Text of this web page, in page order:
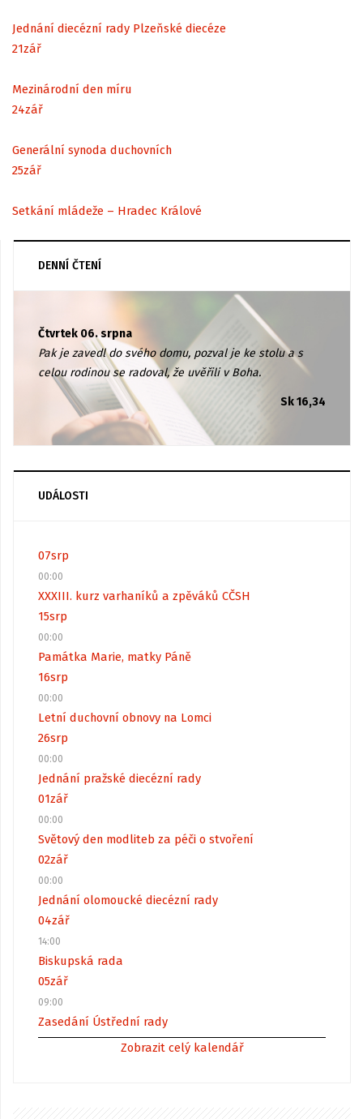
Jednání diecézní rady Plzeňské diecéze
21zář
Mezinárodní den míru
24zář
Generální synoda duchovních
25zář
Setkání mládeže – Hradec Králové
DENNÍ ČTENÍ
Čtvrtek 06. srpna
Pak je zavedl do svého domu, pozval je ke stolu a s
celou rodinou se radoval, že uvěřili v Boha.
Sk 16,34
UDÁLOSTI
07srp
00:00
XXXIII. kurz varhaníků a zpěváků CČSH
15srp
00:00
Památka Marie, matky Páně
16srp
00:00
Letní duchovní obnovy na Lomci
26srp
00:00
Jednání pražské diecézní rady
01zář
00:00
Světový den modliteb za péči o stvoření
02zář
00:00
Jednání olomoucké diecézní rady
04zář
14:00
Biskupská rada
05zář
09:00
Zasedání Ústřední rady
Zobrazit celý kalendář